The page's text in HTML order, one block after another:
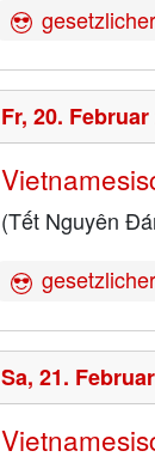
Fr, 20. Februar
(Tết Nguyên
Sa, 21.